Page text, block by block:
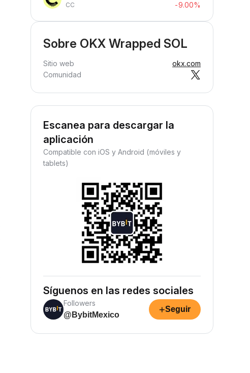
CC
-9.00%
Sobre OKX Wrapped SOL
Sitio web
okx.com
Comunidad
Escanea para descargar la
aplicación
Compatible con iOS y Android (móviles y
tablets)
Síguenos en las redes sociales
Followers
@BybitMexico
+Seguir